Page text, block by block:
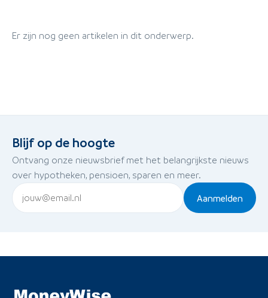
Er zijn nog geen artikelen in dit onderwerp.
Blijf op de hoogte
Ontvang onze nieuwsbrief met het belangrijkste nieuws
over hypotheken, pensioen, sparen en meer.
Aanmelden